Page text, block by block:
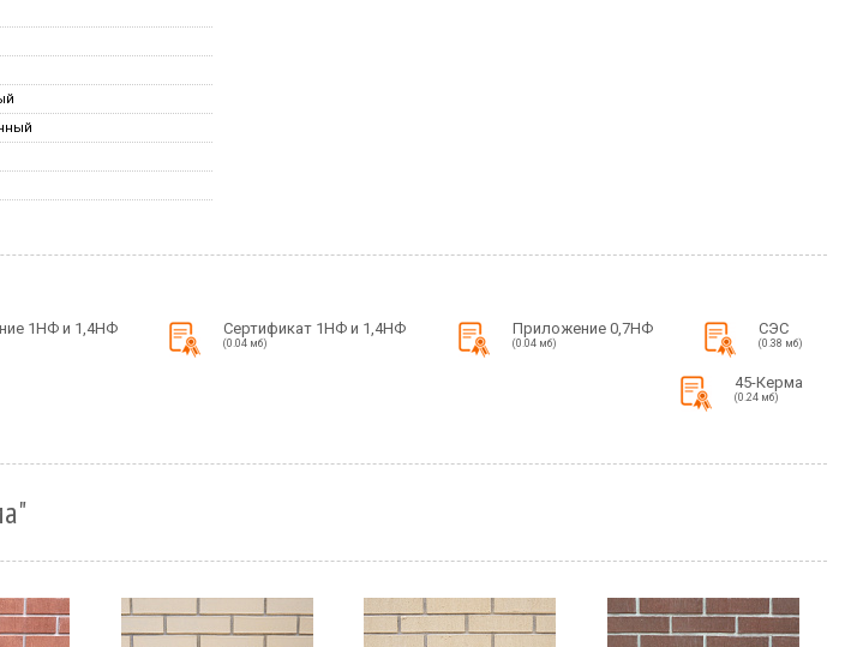
1НФ и 1,4НФ Сертификат 1НФ и 1,4НФ
(0.04 мб)
Приложение 0,7НФ
(0.04 мб)
СЭС
(0.38 мб)
45-Керма
(0.24 мб)